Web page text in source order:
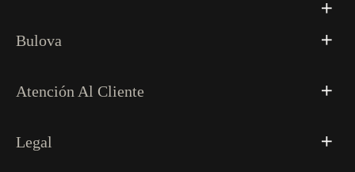
Bulova
Atención Al Cliente
Legal